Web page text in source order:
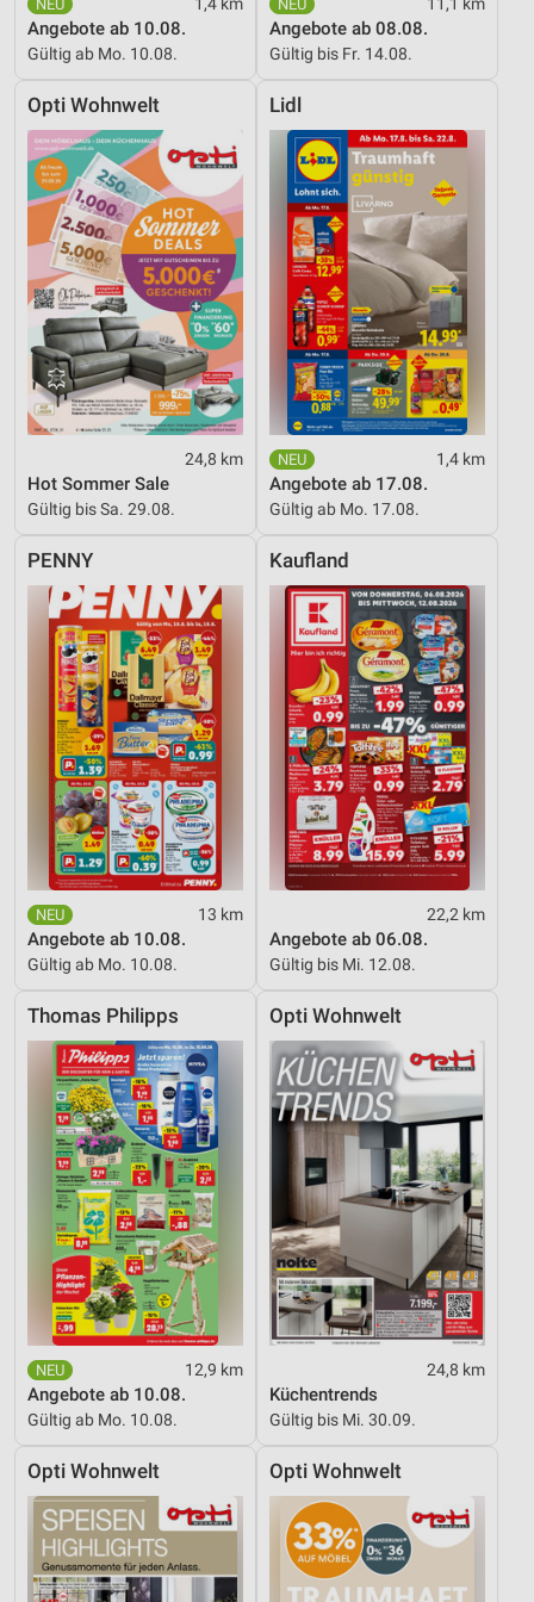
Angebote ab 10.08.
Gültig ab Mo. 10.08.
Angebote ab 08.08.
Gültig bis Fr. 14.08.
Opti Wohnwelt
24,8 km
Hot Sommer Sale
Gültig bis Sa. 29.08.
Lidl
1,4 km
Angebote ab 17.08.
Gültig ab Mo. 17.08.
PENNY
13 km
Angebote ab 10.08.
Gültig ab Mo. 10.08.
Kaufland
22,2 km
Angebote ab 06.08.
Gültig bis Mi. 12.08.
Thomas Philipps
12,9 km
Angebote ab 10.08.
Gültig ab Mo. 10.08.
Opti Wohnwelt
24,8 km
Küchentrends
Gültig bis Mi. 30.09.
Opti Wohnwelt Opti Wohnwelt
Verwendung von Profilen zur Auswahl
personalisierter Werbung
Erstellung von Profilen zur Personalisierung
von Inhalten
Verwendung von Profilen zur Auswahl
personalisierter Inhalte
Messung der Werbeleistung
Messung der Performance von Inhalten
Analyse von Zielgruppen durch Statistiken oder
Kombinationen von Daten aus verschiedenen
Quellen
Entwicklung und Verbesserung der Angebote
Verwendung reduzierter Daten zur Auswahl von
Inhalten
Geräte anhand von aktiv angeforderten
Informationen identifizieren
Nicht-IAB-Verarbeitungszwecke:
Notwendig
Performance
Funktional
Werbung